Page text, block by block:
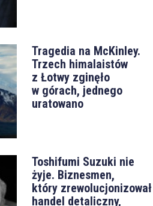
Tragedia na McKinley.
Trzech himalaistów
z Łotwy zginęło
w górach, jednego
uratowano
Toshifumi Suzuki nie
żyje. Biznesmen,
który zrewolucjonizował
handel detaliczny,